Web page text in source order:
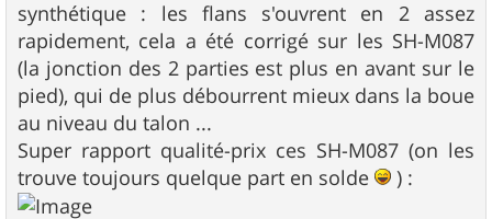
synthétique : les flans s'ouvrent en 2 assez
rapidement, cela a été corrigé sur les SH-M087
(la jonction des 2 parties est plus en avant sur le
pied), qui de plus débourrent mieux dans la boue
au niveau du talon ...
Super rapport qualité-prix ces SH-M087 (on les
trouve toujours quelque part en solde
) :